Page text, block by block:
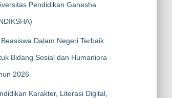
Pendidikan Ganesha
Dalam Negeri Terbaik
Bidang Sosial dan Humaniora
2026
Karakter, Literasi Digital,